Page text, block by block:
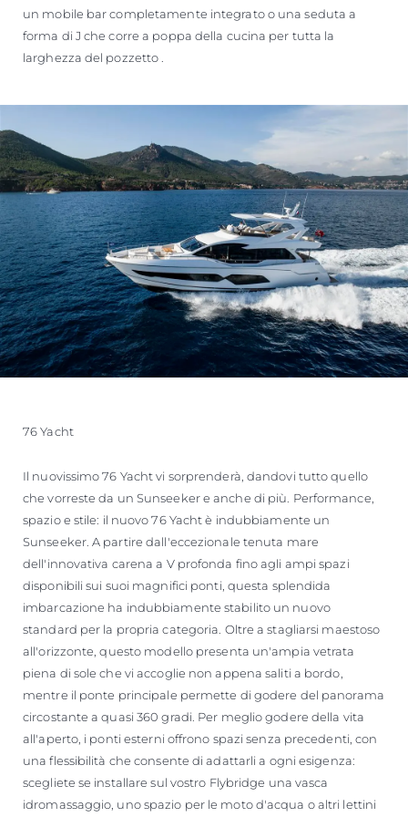
un mobile bar completamente integrato o una seduta a
forma di J che corre a poppa della cucina per tutta la
larghezza del pozzetto .
76 Yacht
Il nuovissimo 76 Yacht vi sorprenderà, dandovi tutto quello
che vorreste da un Sunseeker e anche di più. Performance,
spazio e stile: il nuovo 76 Yacht è indubbiamente un
Sunseeker. A partire dall'eccezionale tenuta mare
dell'innovativa carena a V profonda fino agli ampi spazi
disponibili sui suoi magnifici ponti, questa splendida
imbarcazione ha indubbiamente stabilito un nuovo
standard per la propria categoria. Oltre a stagliarsi maestoso
all'orizzonte, questo modello presenta un'ampia vetrata
piena di sole che vi accoglie non appena saliti a bordo,
mentre il ponte principale permette di godere del panorama
circostante a quasi 360 gradi. Per meglio godere della vita
all'aperto, i ponti esterni offrono spazi senza precedenti, con
una flessibilità che consente di adattarli a ogni esigenza:
scegliete se installare sul vostro Flybridge una vasca
idromassaggio, uno spazio per le moto d'acqua o altri lettini